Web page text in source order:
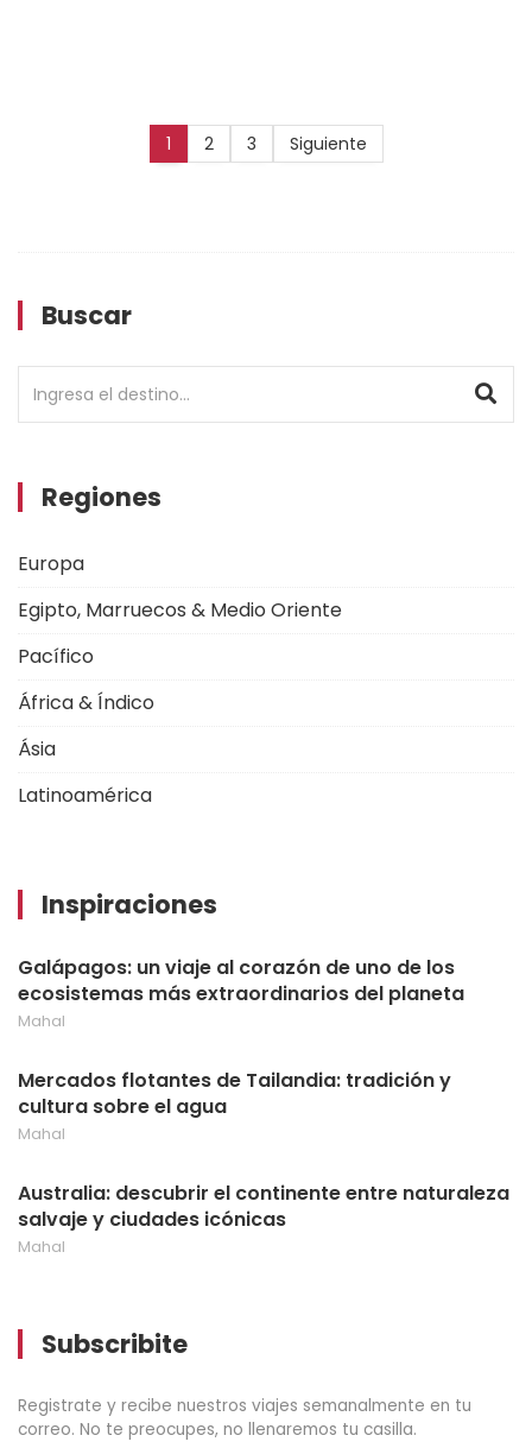
1 2 3 Siguiente
Buscar
Regiones
Europa
Egipto, Marruecos & Medio Oriente
Pacífico
África & Índico
Ásia
Latinoamérica
Inspiraciones
Galápagos: un viaje al corazón de uno de los
ecosistemas más extraordinarios del planeta
Mahal
Mercados flotantes de Tailandia: tradición y
cultura sobre el agua
Mahal
Australia: descubrir el continente entre naturaleza
salvaje y ciudades icónicas
Mahal
Subscribite
Registrate y recibe nuestros viajes semanalmente en tu
correo. No te preocupes, no llenaremos tu casilla.